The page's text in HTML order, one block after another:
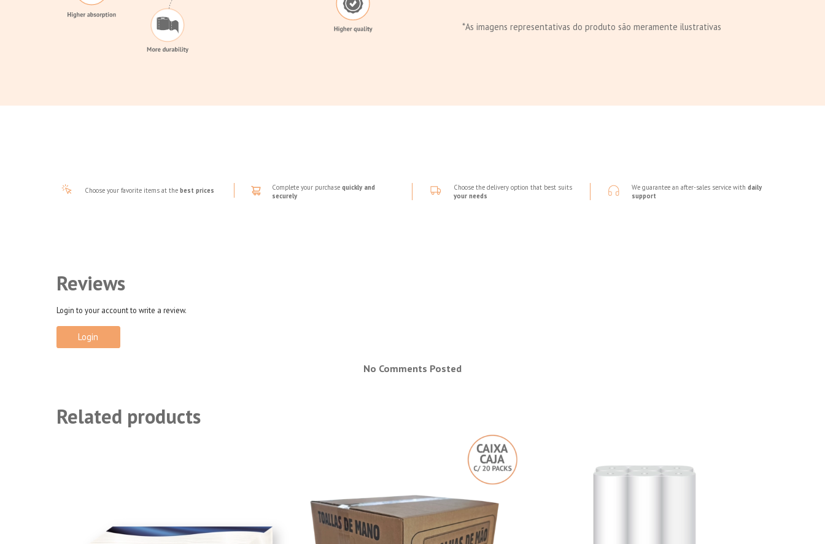
*As imagens representativas do produto são meramente ilustrativas
Choose your favorite items at the best prices Complete your purchase quickly and
securely
Choose the delivery option that best suits
your needs
We guarantee an after-sales service with daily
support
Reviews
Login to your account to write a review.
Login
No Comments Posted
Related products